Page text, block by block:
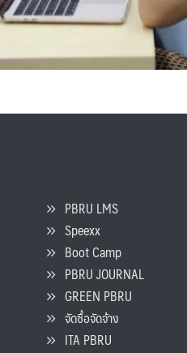
PBRU LMS
Speexx
Boot Camp
PBRU JOURNAL
GREEN PBRU
จัดซื้อจัดจ้าง
ITA PBRU